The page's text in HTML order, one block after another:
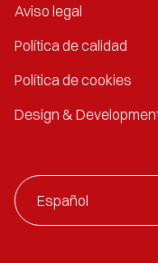
Aviso legal
Política de calidad
Política de cookies
Design &
Español
Español